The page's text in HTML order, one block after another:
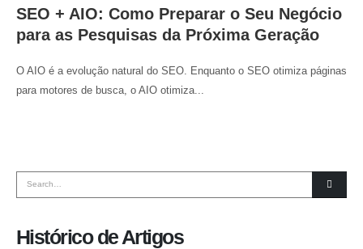
SEO + AIO: Como Preparar o Seu Negócio
para as Pesquisas da Próxima Geração
O AIO é a evolução natural do SEO. Enquanto o SEO otimiza páginas
para motores de busca, o AIO otimiza...
Histórico de Artigos